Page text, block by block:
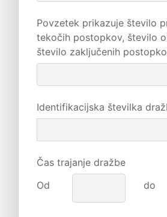
Povzetek prikazuje število
tekočih postopkov, število
število zaključenih
Identifikacijska številka
Čas trajanje dražbe
Od
do